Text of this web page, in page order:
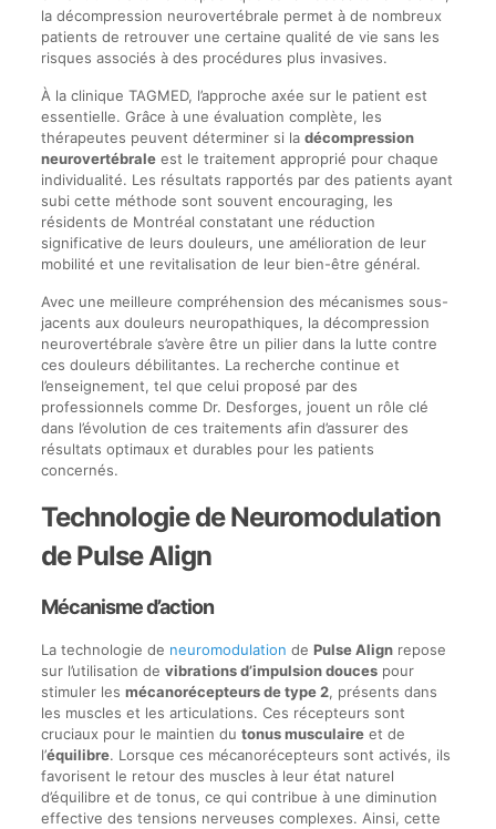
la décompression neurovertébrale permet à de nombreux
patients de retrouver une certaine qualité de vie sans les
risques associés à des procédures plus invasives.
À la clinique TAGMED, l’approche axée sur le patient est
essentielle. Grâce à une évaluation complète, les
thérapeutes peuvent déterminer si la décompression
neurovertébraleest le traitement approprié pour chaque
individualité. Les résultats rapportés par des patients ayant
subi cette méthode sont souvent encouraging, les
résidents de Montréal constatant une réduction
significative de leurs douleurs, une amélioration de leur
mobilité et une revitalisation de leur bien-être général.
Avec une meilleure compréhension des mécanismes sous-
jacents aux douleurs neuropathiques, la décompression
neurovertébrale s’avère être un pilier dans la lutte contre
ces douleurs débilitantes. La recherche continue et
l’enseignement, tel que celui proposé par des
professionnels comme Dr. Desforges, jouent un rôle clé
dans l’évolution de ces traitements afin d’assurer des
résultats optimaux et durables pour les patients
concernés.
Technologie de Neuromodulation
de Pulse Align
Mécanisme d’action
La technologie de neuromodulation de Pulse Alignrepose
sur l’utilisation de vibrations d’impulsion doucespour
stimuler les mécanorécepteurs de type 2, présents dans
les muscles et les articulations. Ces récepteurs sont
cruciaux pour le maintien du tonus musculaireet de
l’équilibre. Lorsque ces mécanorécepteurs sont activés, ils
favorisent le retour des muscles à leur état naturel
d’équilibre et de tonus, ce qui contribue à une diminution
effective des tensions nerveuses complexes. Ainsi, cette